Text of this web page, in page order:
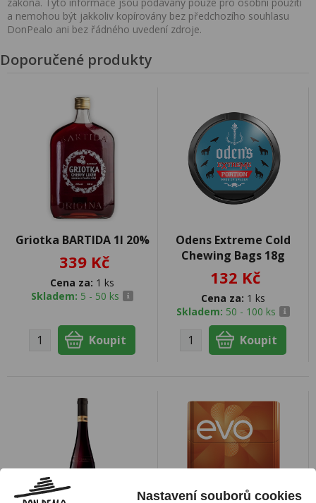
a nemohou být jakkoliv kopírovány bez předchozího souhlasu
DonPealo ani bez řádného uvedení zdroje.
Doporučené produkty
Griotka BARTIDA 1l 20%
339 Kč
Cena za: 1 ks
Skladem: 5 - 50 ks
Odens Extreme Cold
Chewing Bags 18g
132 Kč
Cena za: 1 ks
Skladem: 50 - 100 ks
Nastavení souborů cookies